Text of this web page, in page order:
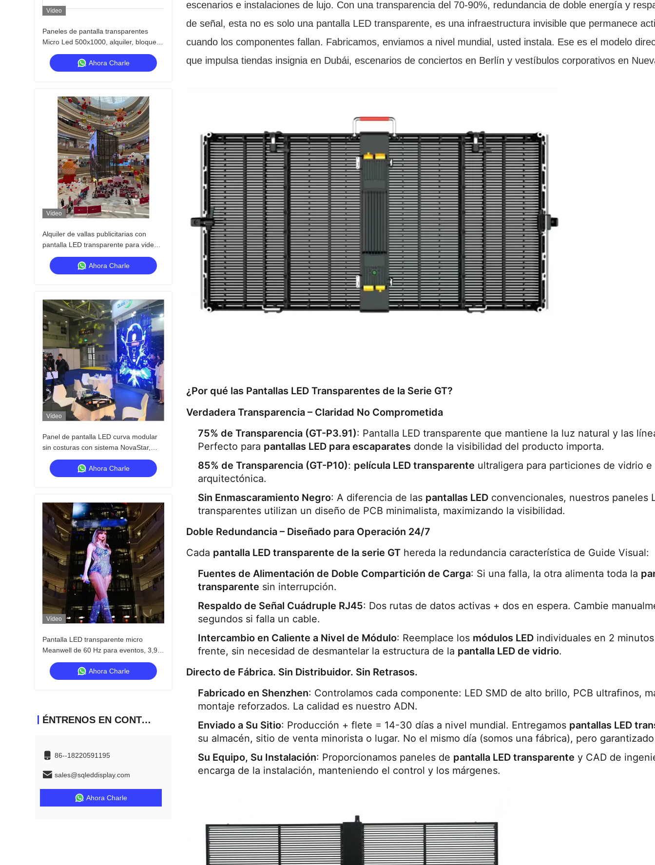
Vídeo
Paneles de pantalla transparentes
Micro Led 500x1000, alquiler, bloqueo
rápido, personalizados
Ahora Charle
Vídeo
Alquiler de vallas publicitarias con
pantalla LED transparente para video y
cotizaciones de conciertos
Ahora Charle
Vídeo
Panel de pantalla LED curva modular
sin costuras con sistema NovaStar,
6000 nits
Ahora Charle
Vídeo
Pantalla LED transparente micro
Meanwell de 60 Hz para eventos, 3,91
Ahora Charle
ÉNTRENOS EN CONTACTO CON
86--18220591195
sales@sqleddisplay.com
Ahora Charle
escenarios e instalaciones de lujo. Con una transparencia del 70-90%, redundancia de doble energía y
de señal, esta no es solo una pantalla LED transparente, es una infraestructura invisible que permanece
cuando los componentes fallan. Fabricamos, enviamos a nivel mundial, usted instala. Ese es el modelo
que impulsa tiendas insignia en Dubái, escenarios de conciertos en Berlín y vestíbulos corporativos en
¿Por qué las Pantallas LED Transparentes de la Serie GT?
Verdadera Transparencia – Claridad No Comprometida
75% de Transparencia (GT-P3.91): Pantalla LED transparente que mantiene la luz natural y las
Perfecto para pantallas LED para escaparates donde la visibilidad del producto importa.
85% de Transparencia (GT-P10): película LED transparente ultraligera para particiones de vidrio
arquitectónica.
Sin Enmascaramiento Negro: A diferencia de las pantallas LED convencionales, nuestros paneles
transparentes utilizan un diseño de PCB minimalista, maximizando la visibilidad.
Doble Redundancia – Diseñado para Operación 24/7
Cada pantalla LED transparente de la serie GT hereda la redundancia característica de Guide Visual:
Fuentes de Alimentación de Doble Compartición de Carga: Si una falla, la otra alimenta toda la
transparente sin interrupción.
Respaldo de Señal Cuádruple RJ45: Dos rutas de datos activas + dos en espera. Cambie
segundos si falla un cable.
Intercambio en Caliente a Nivel de Módulo: Reemplace los módulos LED individuales en 2
frente, sin necesidad de desmantelar la estructura de la pantalla LED de vidrio.
Directo de Fábrica. Sin Distribuidor. Sin Retrasos.
Fabricado en Shenzhen: Controlamos cada componente: LED SMD de alto brillo, PCB ultrafinos,
montaje reforzados. La calidad es nuestro ADN.
Enviado a Su Sitio: Producción + flete = 14-30 días a nivel mundial. Entregamos pantallas LED
su almacén, sitio de venta minorista o lugar. No el mismo día (somos una fábrica), pero
Su Equipo, Su Instalación: Proporcionamos paneles de pantalla LED transparente y CAD de
encarga de la instalación, manteniendo el control y los márgenes.